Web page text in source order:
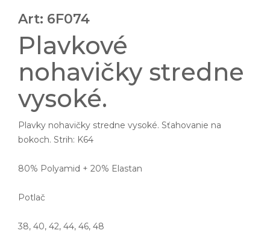
Art: 6F074
Plavkové
nohavičky stredne
vysoké.
Plavky nohavičky stredne vysoké. Sťahovanie na
bokoch. Strih: K64
80% Polyamid + 20% Elastan
Potlač
38, 40, 42, 44, 46, 48